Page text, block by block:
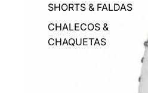
SHORTS & FALDAS
CHALECOS &
CHAQUETAS